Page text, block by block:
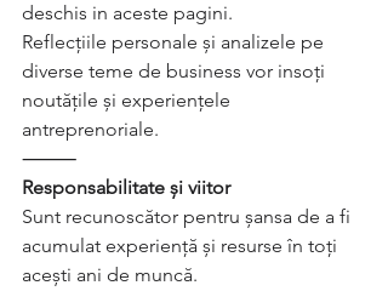
deschis in aceste pagini.
Reflecțiile personale și analizele pe
diverse teme de business vor insoți
noutățile și experiențele
antreprenoriale.
⸻
Responsabilitate și viitor
Sunt recunoscător pentru șansa de a fi
acumulat experiență și resurse în toți
acești ani de muncă.